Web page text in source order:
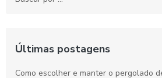
Últimas postagens
Como escolher e manter o pergolado